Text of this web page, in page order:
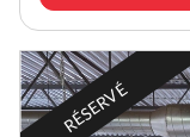
RÉSERVÉ